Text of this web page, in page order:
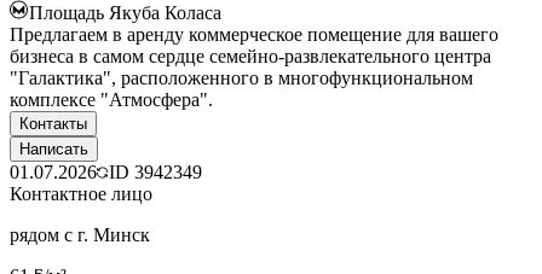
Площадь Якуба Коласа
Предлагаем в аренду коммерческое помещение для вашего
бизнеса в самом сердце семейно-развлекательного центра
"Галактика", расположенного в многофункциональном
комплексе "Атмосфера".
Контакты
Написать
01.07.2026 ID 3942349
Контактное лицо
рядом с г. Минск